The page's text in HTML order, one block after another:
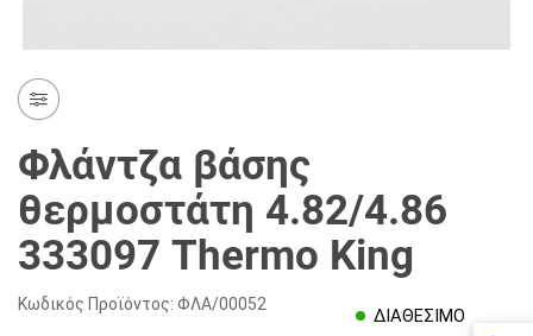
Φλάντζα βάσης
θερμοστάτη 4.82/4.86
333097 Thermo King
Κωδικός Προϊόντος: ΦΛΑ/00052
ΔΙΑΘΕΣΙΜΟ